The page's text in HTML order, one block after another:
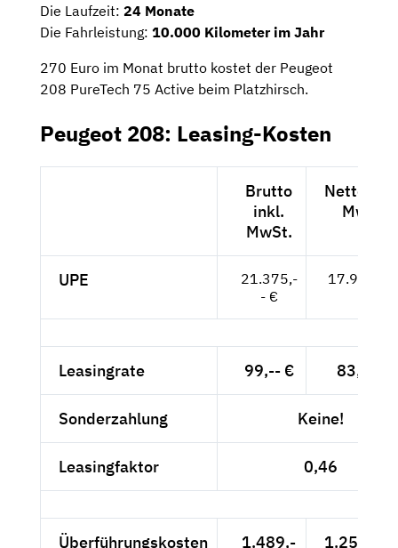
Die Laufzeit: 24 Monate
Die Fahrleistung: 10.000 Kilometer im Jahr
270 Euro im Monat brutto kostet der Peugeot
208 PureTech 75 Active beim Platzhirsch.
Peugeot 208: Leasing-Kosten
Brutto
inkl.
MwSt.
Netto
MwSt.
UPE
21.375,-
- €
17.962,--
Leasingrate 99,-- € 83,19 €
Sonderzahlung Keine!
Leasingfaktor 0,46
Überführungskosten 1.489,- 1.251,26